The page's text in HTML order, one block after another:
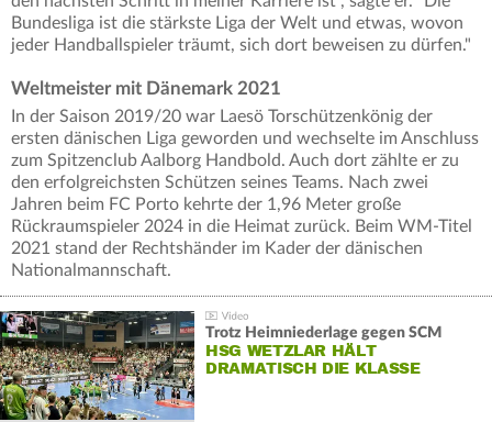
Bundesliga ist die stärkste Liga der Welt und etwas, wovon
jeder Handballspieler träumt, sich dort beweisen zu dürfen."
Weltmeister mit Dänemark 2021
In der Saison 2019/20 war Laesö Torschützenkönig der
ersten dänischen Liga geworden und wechselte im Anschluss
zum Spitzenclub Aalborg Handbold. Auch dort zählte er zu
den erfolgreichsten Schützen seines Teams. Nach zwei
Jahren beim FC Porto kehrte der 1,96 Meter große
Rückraumspieler 2024 in die Heimat zurück. Beim WM-Titel
2021 stand der Rechtshänder im Kader der dänischen
Nationalmannschaft.
Trotz Heimniederlage gegen SCM
HSG WETZLAR HÄLT
DRAMATISCH DIE KLASSE